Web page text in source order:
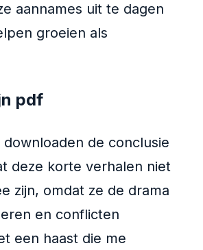
aannames uit te dagen
groeien als
pdf
de conclusie
deze korte verhalen niet
zijn, omdat ze de drama
en conflicten
een haast die me